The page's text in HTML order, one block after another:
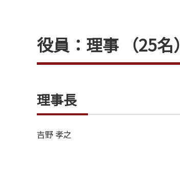
役員：理事 （25名）
理事長
吉野 孝之